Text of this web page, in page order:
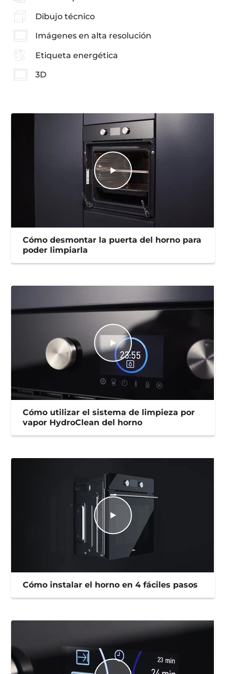
Dibujo técnico
Imágenes en alta resolución
Etiqueta energética
3D
Cómo desmontar la puerta del horno para
poder limpiarla
Cómo utilizar el sistema de limpieza por
vapor HydroClean del horno
Cómo instalar el horno en 4 fáciles pasos